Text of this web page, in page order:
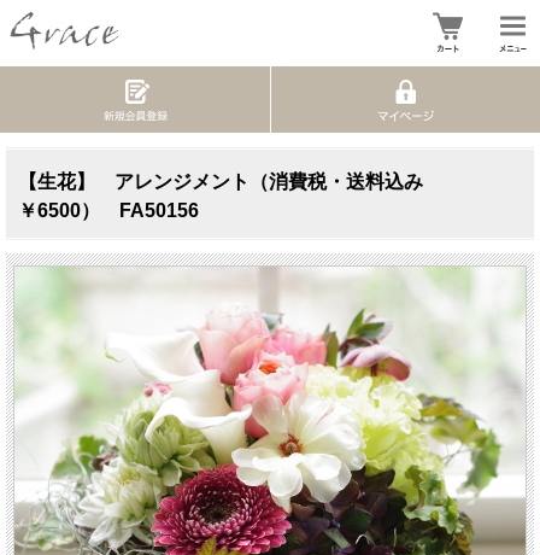
【生花】 アレンジメント（消費税・送料込み
￥6500） FA50156